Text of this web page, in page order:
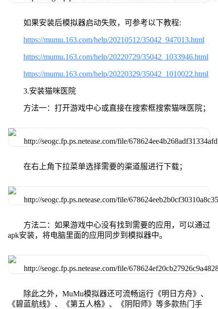
如果安装后模拟器启动失败，可参考以下教程:
https://mumu.163.com/help/20210512/35042_947013.html
https://mumu.163.com/help/20220729/35042_1033946.html
https://mumu.163.com/help/20220329/35042_1010022.html
3.安装猫咪医院
方法一：打开游戏中心或直接在搜索框搜索猫咪医院；
在右上角下拉菜单选择需要的渠道服进行下载；
方法二：如果游戏中心没有找到需要的应用，可以通过
apk安装，将电脑里面的应用同步到模拟器中。
除此之外，MuMu模拟器还可流畅运行《明日方舟》、
《碧蓝航线》、《第五人格》、《阴阳师》等多款热门手